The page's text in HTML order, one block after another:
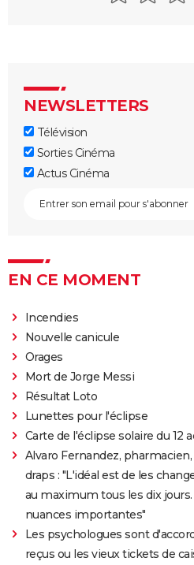
NEWSLETTERS
Télévision
Sorties Cinéma
Actus Cinéma
EN CE MOMENT
Incendies
Nouvelle canicule
Orages
Mort de Jorge Messi
Résultat Loto
Lunettes pour l'éclipse
Carte de l'éclipse solaire du 12
Alvaro Fernandez,
draps : "L'idéal est de les
au maximum tous les dix jours.
nuances importantes"
Les psychologues sont
reçus ou les vieux tickets de